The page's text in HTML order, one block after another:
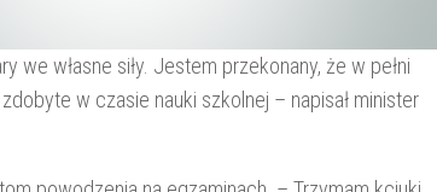
we własne siły. Jestem przekonany, że w pełni
w czasie nauki szkolnej – napisał minister